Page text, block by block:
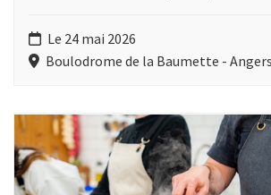
Le 24 mai 2026
Boulodrome de la Baumette - Angers
Plus d'information sur l'évènement :